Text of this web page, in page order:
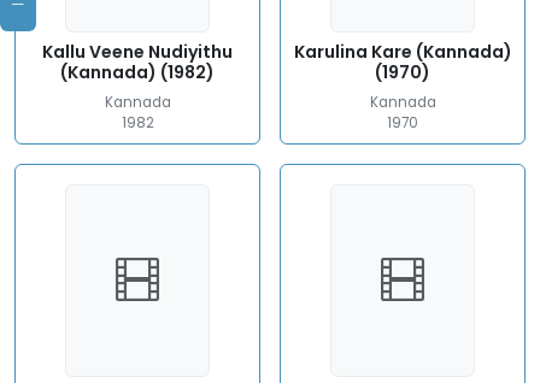
Kallu Veene Nudiyithu
(Kannada) (1982)
Kannada
1982
Karulina Kare (Kannada)
(1970)
Kannada
1970